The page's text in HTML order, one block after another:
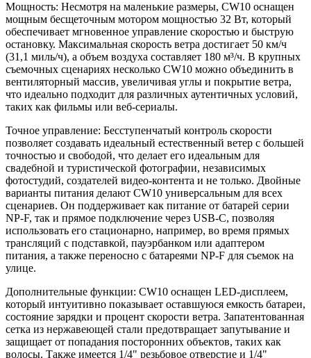
Мощность: Несмотря на маленькие размеры, CW10 оснащен
мощным бесщеточным мотором мощностью 32 Вт, который
обеспечивает мгновенное управление скоростью и быструю
остановку. Максимальная скорость ветра достигает 50 км/ч
(31,1 миль/ч), а объем воздуха составляет 180 м³/ч. В крупных
съемочных сценариях несколько CW10 можно объединить в
вентиляторный массив, увеличивая углы и покрытие ветра,
что идеально подходит для различных аутентичных условий,
таких как фильмы или веб-сериалы.
Точное управление: Бесступенчатый контроль скорости
позволяет создавать идеальный естественный ветер с большей
точностью и свободой, что делает его идеальным для
свадебной и туристической фотографии, независимых
фотостудий, создателей видео-контента и не только. Двойные
варианты питания делают CW10 универсальным для всех
сценариев. Он поддерживает как питание от батарей серии
NP-F, так и прямое подключение через USB-C, позволяя
использовать его стационарно, например, во время прямых
трансляций с подставкой, пауэрбанком или адаптером
питания, а также переносно с батареями NP-F для съемок на
улице.
Дополнительные функции: CW10 оснащен LED-дисплеем,
который интуитивно показывает оставшуюся емкость батареи,
состояние зарядки и процент скорости ветра. Запатентованная
сетка из нержавеющей стали предотвращает запутывание и
защищает от попадания посторонних объектов, таких как
волосы. Также имеется 1/4" резьбовое отверстие и 1/4"